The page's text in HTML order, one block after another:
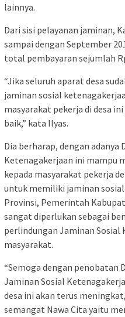
lainnya.
Dari sisi pelayanan jaminan,
sampai dengan September
total pembayaran sejumlah
“Jika seluruh aparat desa
jaminan sosial
masyarakat pekerja di desa
baik,” kata Ilyas.
Dia berharap, dengan adanya
Ketenagakerjaan ini mampu
kepada masyarakat pekerja
untuk memiliki jaminan
Provinsi, Pemerintah
sangat diperlukan sebagai
perlindungan Jaminan Sosial
masyarakat.
“Semoga dengan penobatan
Jaminan Sosial
desa ini akan terus
semangat Nawa Cita yaitu